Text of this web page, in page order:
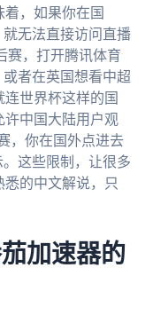
，如果你在国
无法直接访问直播
赛，打开腾讯体育
者在英国想看中超
世界杯这样的国
许中国大陆用户观
，你在国外点进去
这些限制，让很多
的中文解说，只
加速器的